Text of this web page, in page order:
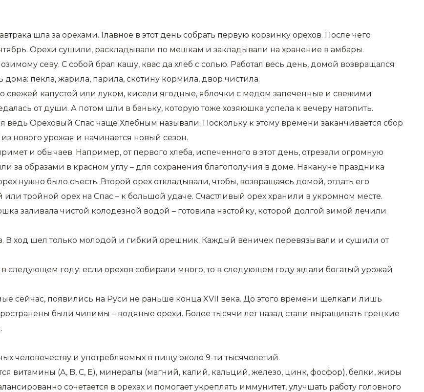
шла за орехами. Главное в этот день собрать первую корзинку орехов. После чего
Орехи сушили, раскладывали по мешкам и закладывали на хранение в амбары.
севу. С собой брал кашу, квас да хлеб с солью. Работал весь день, домой возвращался
дома: пекла, жарила, парила, скотину кормила, двор чистила.
свежей капустой или луком, кисели ягодные, яблочки с медом запеченные и свежими
от души. А потом шли в баньку, которую тоже хозяюшка успела к вечеру натопить.
Ореховый Спас чаще Хлебным называли. Поскольку к этому времени заканчивается сбор
нового урожая и начинается новый сезон.
и обычаев. Например, от первого хлеба, испеченного в этот день, отрезали огромную
за образами в красном углу – для сохранения благополучия в доме. Накануне праздника
нужно было съесть. Второй орех откладывали, чтобы, возвращаясь домой, отдать его
тройной орех на Спас – к большой удаче. Счастливый орех хранили в укромном месте.
заливала чистой колодезной водой – готовила настойку, которой долгой зимой лечили
В ход шел только молодой и гибкий орешник. Каждый веничек перевязывали и сушили от
году: если орехов собирали много, то в следующем году ждали богатый урожай
сейчас, появились на Руси не раньше конца XVII века. До этого времени щелкали лишь
были чилимы – водяные орехи. Более тысячи лет назад стали выращивать грецкие
человечеству и употребляемых в пищу около 9-ти тысячелетий.
витамины (A, B, C, E), минералы (магний, калий, кальций, железо, цинк, фосфор), белки, жиры
сочетается в орехах и помогает укреплять иммунитет, улучшать работу головного